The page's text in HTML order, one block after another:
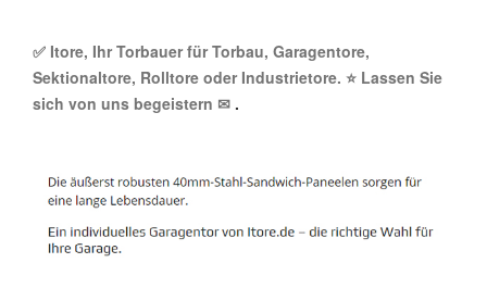
✅ Itore, Ihr Torbauer für Torbau, Garagentore,
Sektionaltore, Rolltore oder Industrietore. ⭐ Lassen Sie
sich von uns begeistern ✉ .